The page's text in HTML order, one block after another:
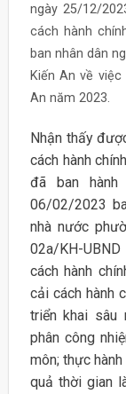
ngày 25/12/
cách hành
ban nhân dân
Kiến An về
An năm 2023.
Nhận thấy
cách hành
đã ban hành
06/02/2023
nhà nước
02a/KH-
cách hành
cải cách hành
triển khai sâu
phân công
môn; thực
quả thời gian